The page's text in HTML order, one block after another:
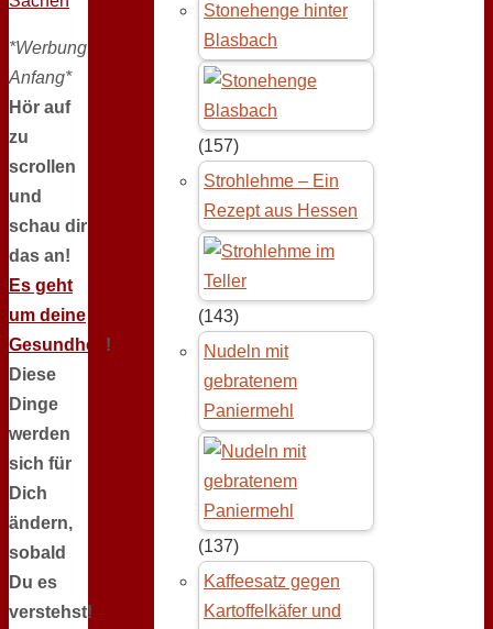
*Werbung
Anfang*
Hör auf
zu
scrollen
und
schau dir
das an!
Es geht
um deine
Gesundheit !
Diese
Dinge
werden
sich für
Dich
ändern,
sobald
Du es
verstehst!
Stonehenge hinter
Blasbach
(157)
Strohlehme – Ein
Rezept aus Hessen
(143)
Nudeln mit
gebratenem
Paniermehl
(137)
Kaffeesatz gegen
Kartoffelkäfer und